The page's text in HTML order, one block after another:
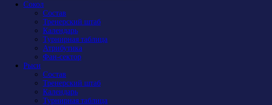
Сокол
Состав
Тренерский штаб
Календарь
Турнирная таблица
Атрибутика
Фан-сектор
Рыси
Состав
Тренерский штаб
Календарь
Турнирная таблица